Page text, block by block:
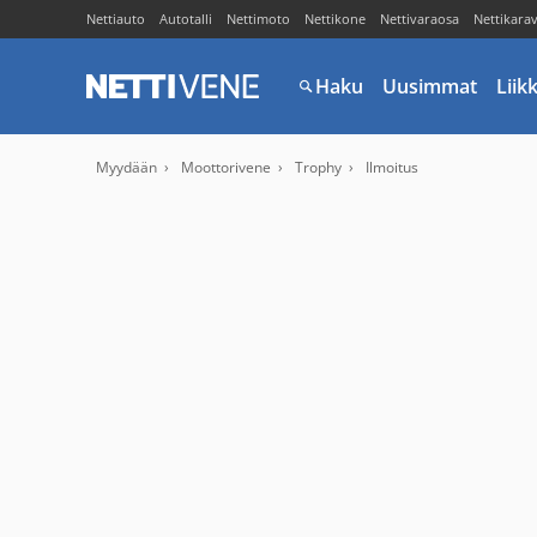
Nettiauto Autotalli Nettimoto Nettikone Nettivaraosa
Haku Uusimmat
Myydään Moottorivene Trophy Ilmoitus